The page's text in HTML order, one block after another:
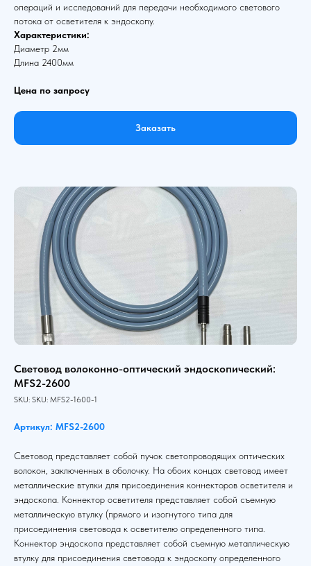
операций и исследований для передачи необходимого светового
потока от осветителя к эндоскопу.
Характеристики:
Диаметр 2мм
Длина 2400мм
Цена по запросу
Заказать
Световод волоконно-оптический эндоскопический:
MFS2-2600
SKU: SKU: MFS2-1600-1
Артикул: MFS2-2600
Световод представляет собой пучок светопроводящих оптических
волокон, заключенных в оболочку. На обоих концах световод имеет
металлические втулки для присоединения коннекторов осветителя и
эндоскопа. Коннектор осветителя представляет собой съемную
металлическую втулку (прямого и изогнутого типа для
присоединения световода к осветителю определенного типа.
Коннектор эндоскопа представляет собой съемную металлическую
втулку для присоединения световода к эндоскопу определенного